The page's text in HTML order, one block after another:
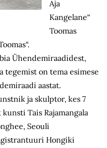
Aja
Kangelane“
Toomas
Ühendemiraadidest,
tegemist on tema esimese
aastat.
ja skulptor, kes 7
Tais Rajamangala
Seouli
Hongiki